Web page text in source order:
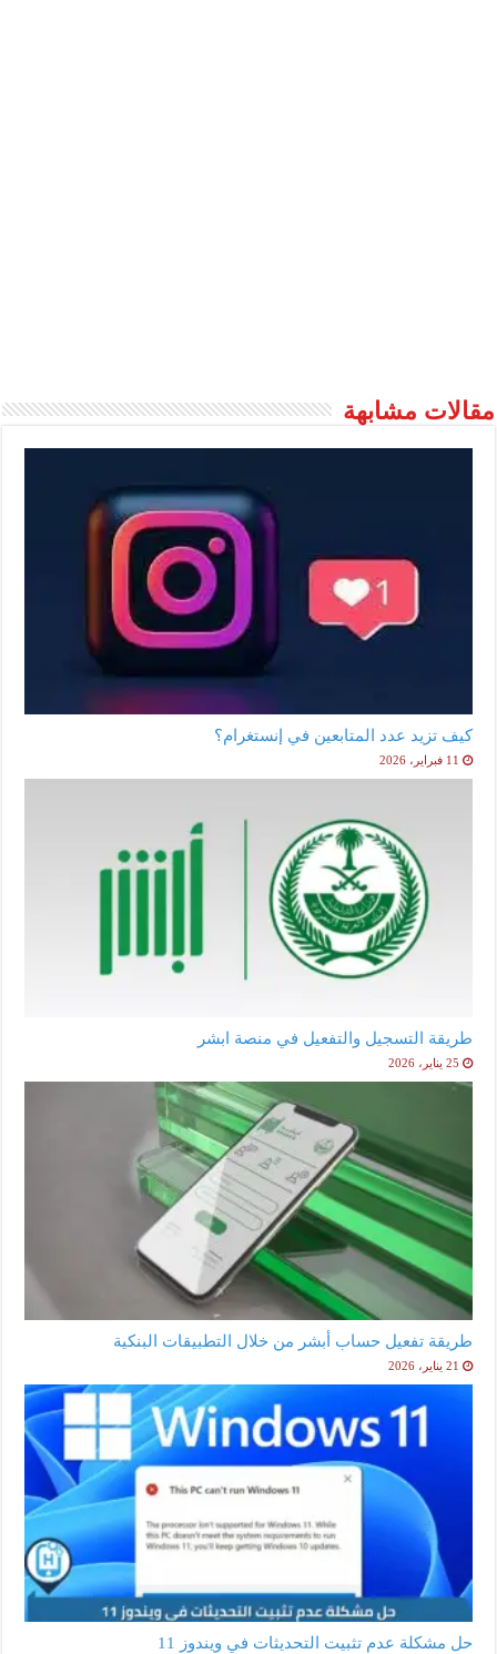
مقالات مشابهة
كيف تزيد عدد المتابعين في إنستغرام؟
11 فبراير، 2026
طريقة التسجيل والتفعيل في منصة ابشر
25 يناير، 2026
طريقة تفعيل حساب أبشر من خلال التطبيقات البنكية
21 يناير، 2026
حل مشكلة عدم تثبيت التحديثات في ويندوز 11